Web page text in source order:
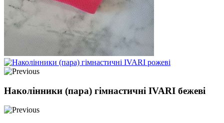
Наколінники (пара) гімнастичні IVARI бежеві